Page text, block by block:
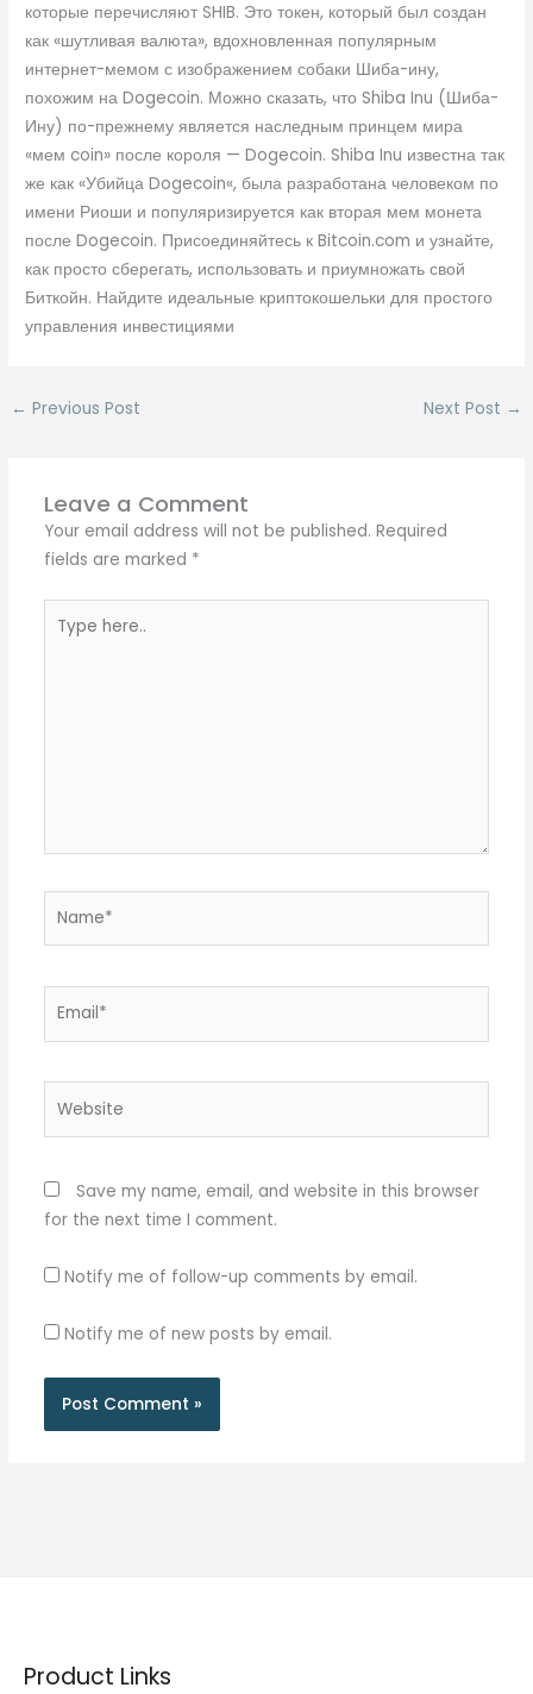
которые перечисляют SHIB. Это токен, который был создан
как «шутливая валюта», вдохновленная популярным
интернет-мемом с изображением собаки Шиба-ину,
похожим на Dogecoin. Можно сказать, что Shiba Inu (Шиба-
Ину) по-прежнему является наследным принцем мира
«мем coin» после короля — Dogecoin. Shiba Inu известна так
же как «Убийца Dogecoin«, была разработана человеком по
имени Риоши и популяризируется как вторая мем монета
после Dogecoin. Присоединяйтесь к Bitcoin.com и узнайте,
как просто сберегать, использовать и приумножать свой
Биткойн. Найдите идеальные криптокошельки для простого
управления инвестициями
← Previous Post Next Post →
Leave a Comment
Your email address will not be published. Required
fields are marked *
here..
Save my name, email, and website in this browser
for the next time I comment.
Notify me of follow-up comments by email.
Notify me of new posts by email.
Product Links